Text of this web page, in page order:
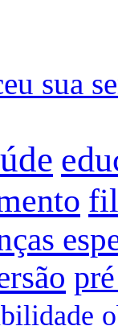
sua